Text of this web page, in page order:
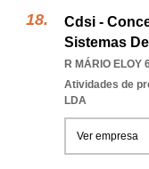
Cdsi -
Sistemas
R MÁRIO ELOY
Atividades de
LDA
Ver empresa